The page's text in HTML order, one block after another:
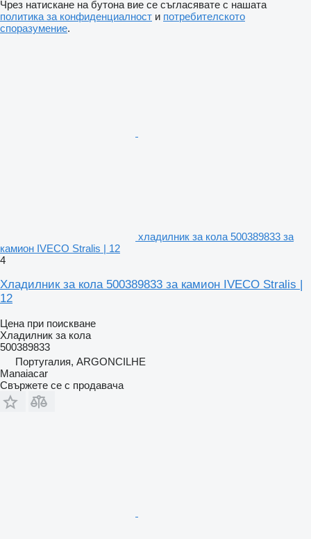
Чрез натискане на бутона вие се съгласявате с нашата
политика за конфиденциалност и потребителското
споразумение.
хладилник за кола 500389833 за
камион IVECO Stralis | 12
4
Хладилник за кола 500389833 за камион IVECO Stralis |
12
Цена при поискване
Хладилник за кола
500389833
Португалия, ARGONCILHE
Manaiacar
Свържете се с продавача